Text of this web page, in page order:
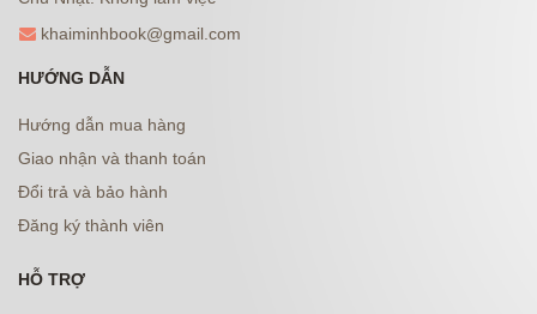
khaiminhbook@gmail.com
HƯỚNG DẪN
Hướng dẫn mua hàng
Giao nhận và thanh toán
Đổi trả và bảo hành
Đăng ký thành viên
HỖ TRỢ